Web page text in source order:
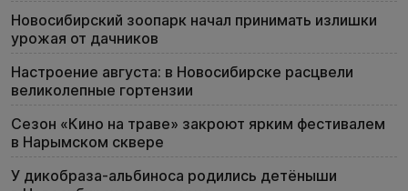
Новосибирский зоопарк начал принимать излишки
урожая от дачников
Настроение августа: в Новосибирске расцвели
великолепные гортензии
Сезон «Кино на траве» закроют ярким фестивалем
в Нарымском сквере
У дикобраза-альбиноса родились детёныши